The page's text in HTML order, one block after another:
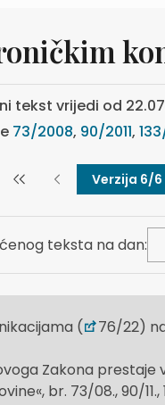
tekst vrijedi od
73/2008, 90/2011,
Verzija 6/6
teksta na dan:
( 76/22)
Zakona
br. 73/08., 90/11.,